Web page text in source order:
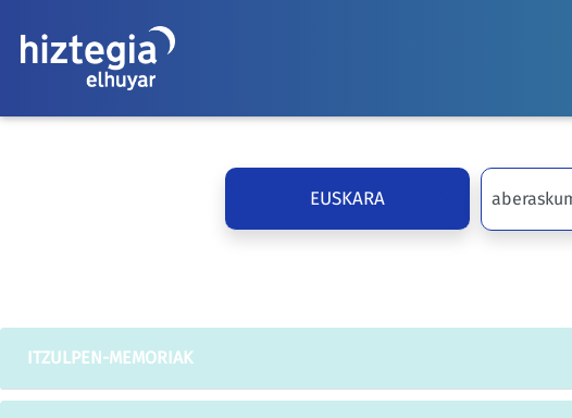
EUSKARA
ITZULPEN-MEMORIAK